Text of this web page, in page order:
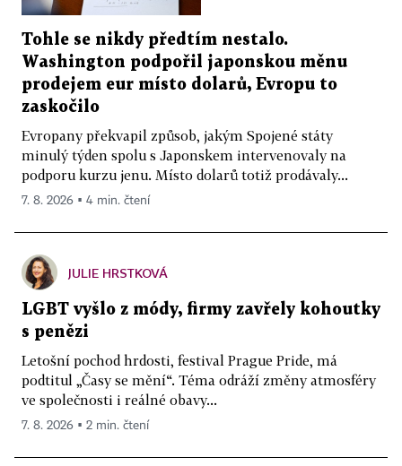
Tohle se nikdy předtím nestalo.
Washington podpořil japonskou měnu
prodejem eur místo dolarů, Evropu to
zaskočilo
Evropany překvapil způsob, jakým Spojené státy
minulý týden spolu s Japonskem intervenovaly na
podporu kurzu jenu. Místo dolarů totiž prodávaly...
7. 8. 2026 ▪ 4 min. čtení
JULIE HRSTKOVÁ
LGBT vyšlo z módy, firmy zavřely kohoutky
s penězi
Letošní pochod hrdosti, festival Prague Pride, má
podtitul „Časy se mění“. Téma odráží změny atmosféry
ve společnosti i reálné obavy...
7. 8. 2026 ▪ 2 min. čtení